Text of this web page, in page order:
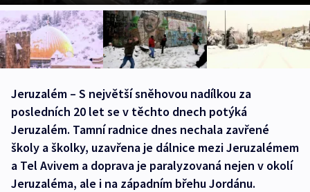
Jeruzalém – S největší sněhovou nadílkou za
posledních 20 let se v těchto dnech potýká
Jeruzalém. Tamní radnice dnes nechala zavřené
školy a školky, uzavřena je dálnice mezi Jeruzalémem
a Tel Avivem a doprava je paralyzovaná nejen v okolí
Jeruzaléma, ale i na západním břehu Jordánu.